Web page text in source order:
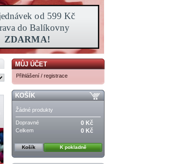
MŮJ ÚČET
Přihlášení / registrace
KOŠÍK
Žádné produkty
Dopravné 0 Kč
Celkem 0 Kč
Košík K pokladně